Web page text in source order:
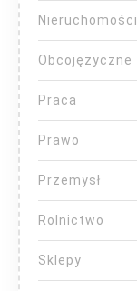
Nieruchomości
Obcojęzyczne
Praca
Prawo
Przemysł
Rolnictwo
Sklepy